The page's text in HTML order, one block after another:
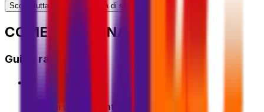
Scopri tutta la nostra gamma di soluzioni
COME FUNZIONA?
Guida rapida
Ottieni un preventivo